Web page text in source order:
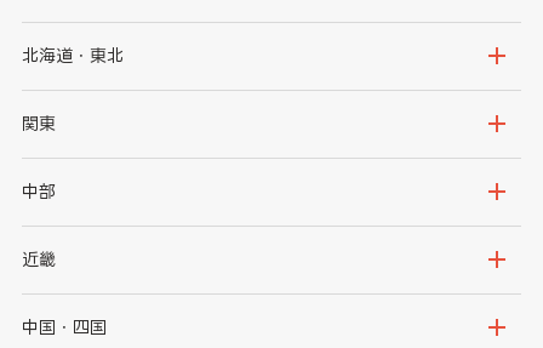
北海道・東北
北海道
岩手県
秋田県
関東
茨城県
群馬県
千葉県
中部
新潟県
石川県
近畿
大阪府
中国・四国